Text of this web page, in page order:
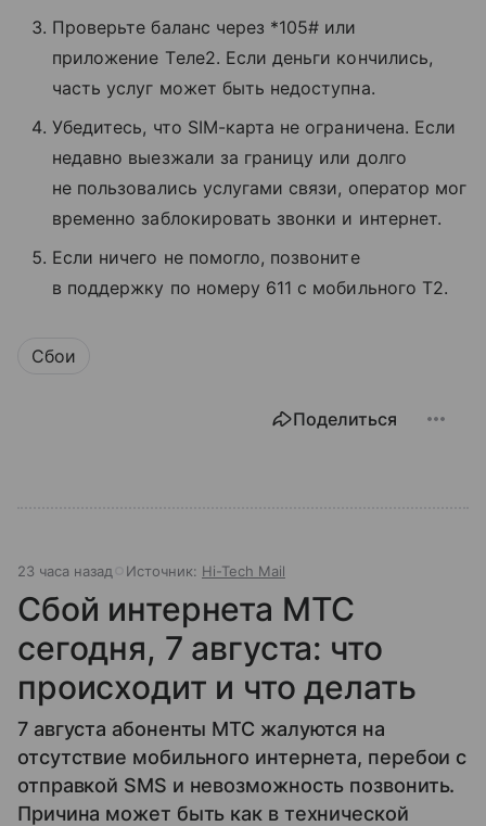
Проверьте баланс через *105# или
приложение Tеле2. Если деньги кончились,
часть услуг может быть недоступна.
Убедитесь, что SIM-карта не ограничена. Если
недавно выезжали за границу или долго
не пользовались услугами связи, оператор мог
временно заблокировать звонки и интернет.
Если ничего не помогло, позвоните
в поддержку по номеру 611 с мобильного T2.
Сбои
Поделиться
23 часа назад Источник: Hi-Tech Mail
Сбой интернета МТС
сегодня, 7 августа: что
происходит и что делать
7 августа абоненты МТС жалуются на
отсутствие мобильного интернета, перебои с
отправкой SMS и невозможность позвонить.
Причина может быть как в технической